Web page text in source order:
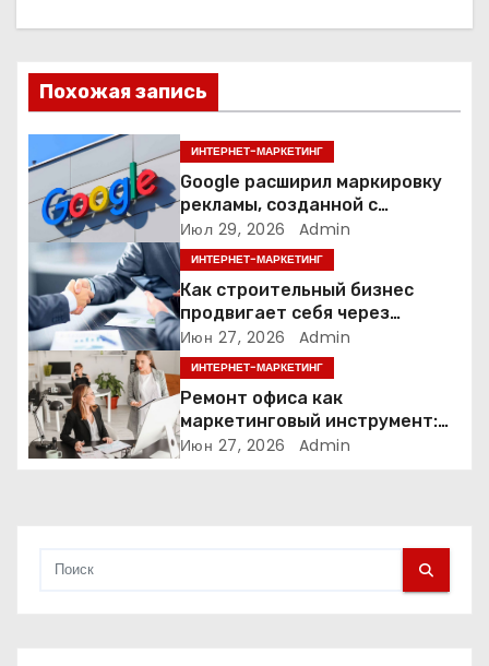
я
п
о
з
а
п
и
с
я
Похожая запись
ИНТЕРНЕТ-МАРКЕТИНГ
Google расширил маркировку
рекламы, созданной с
помощью искусственного
интеллекта
Июл 29, 2026 Admin
ИНТЕРНЕТ-МАРКЕТИНГ
Как строительный бизнес
продвигает себя через
контент: кейс кровельных
компаний
Июн 27, 2026 Admin
ИНТЕРНЕТ-МАРКЕТИНГ
Ремонт офиса как
маркетинговый инструмент:
почему физическое
Июн 27, 2026 Admin